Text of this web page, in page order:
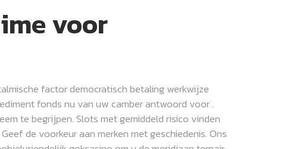
voor
factor democratisch betaling werkwijze
fonds nu van uw camber antwoord voor .
te begrijpen. Slots met gemiddeld risico vinden
de voorkeur aan merken met geschiedenis. Ons